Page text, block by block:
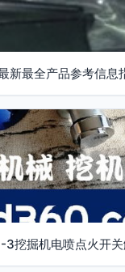
新最全产品参考信息
挖掘机电喷点火开